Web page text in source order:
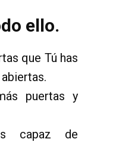
ello.
que Tú has
puertas y
capaz de